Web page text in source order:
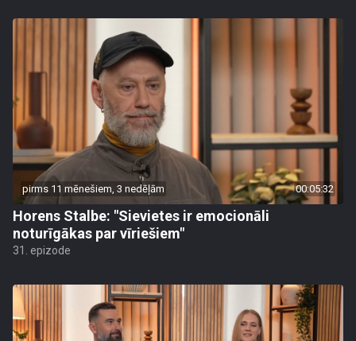
pirms 11 mēnešiem, 3 nedēļām 00:05:32
Horens Stalbe: "Sievietes ir emocionāli
noturīgākas par vīriešiem"
31. epizode